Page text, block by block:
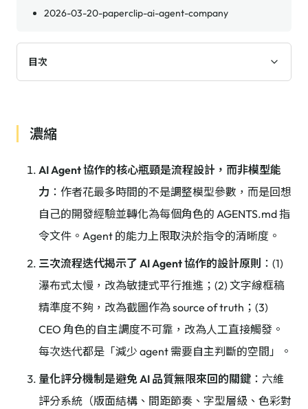
2026-03-20-paperclip-ai-agent-company
目次
濃縮
AI Agent 協作的核心瓶頸是流程設計，而非模型能
力 ：作者花最多時間的不是調整模型參數，而是回想
自己的開發經驗並轉化為每個角色的 AGENTS.md 指
令文件。Agent 的能力上限取決於指令的清晰度。
三次流程迭代揭示了 AI Agent 協作的設計原則 ：(1)
瀑布式太慢，改為敏捷式平行推進；(2) 文字線框稿
精準度不夠，改為截圖作為 source of truth；(3)
CEO 角色的自主調度不可靠，改為人工直接觸發。
每次迭代都是「減少 agent 需要自主判斷的空間」。
量化評分機制是避免 AI 品質無限來回的關鍵 ：六維
評分系統（版面結構、間距節奏、字型層級、色彩對